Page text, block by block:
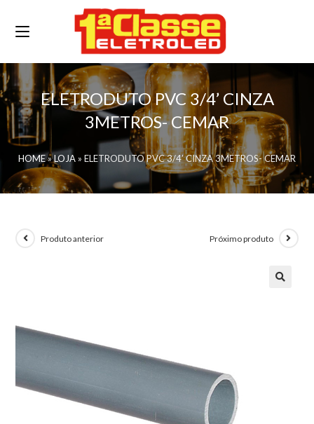
ELETRODUTO PVC 3/4’ CINZA
3METROS- CEMAR
HOME»LOJA » ELETRODUTO PVC 3/4’ CINZA 3METROS- CEMAR
Produto anterior Próximo produto